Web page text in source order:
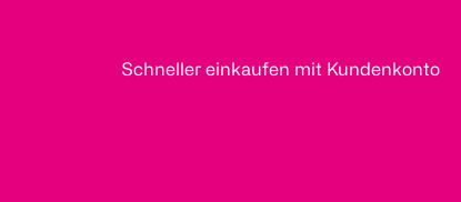
Schneller einkaufen mit Kundenkonto